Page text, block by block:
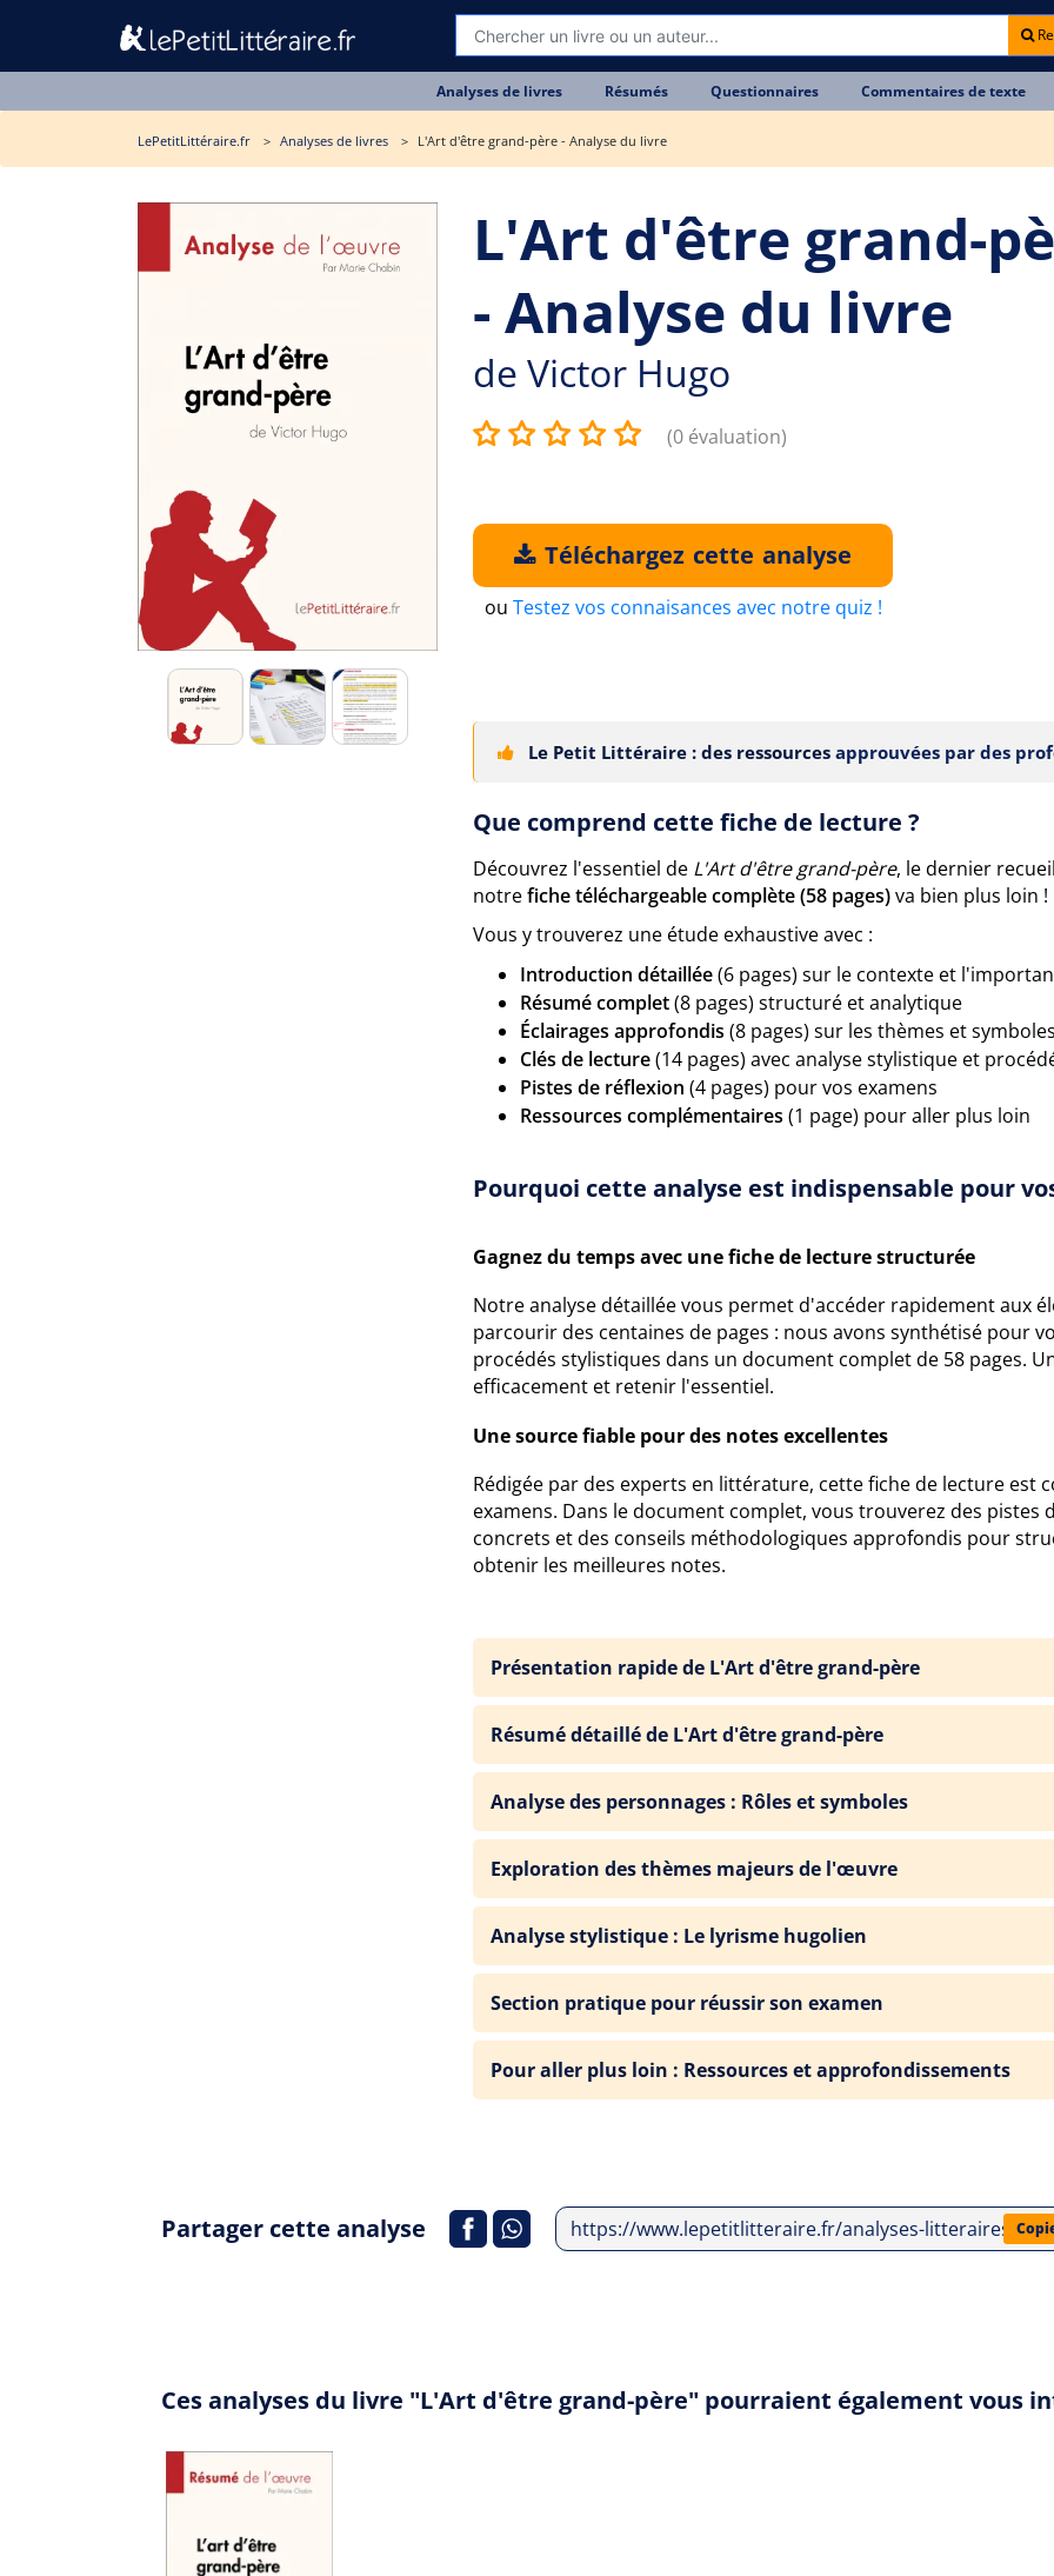
Analyses de livres Résumés Questionnaires Commentaires de texte
LePetitLittéraire.fr Analyses de livres L'Art d'être grand-père - Analyse du livre
L'Art d'être grand-
- Analyse du livre
de Victor Hugo
(0 évaluation)
Téléchargez cette analyse
ou Testez vos connaisances avec notre quiz !
Le Petit Littéraire : des ressources approuvées par des
Que comprend cette fiche de lecture ?
Découvrez l'essentiel de L'Art d'être grand-père, le dernier
notrefiche téléchargeable complète (58 pages)va bien plus loin !
Vous y trouverez une étude exhaustive avec :
Introduction détaillée(6 pages) sur le contexte et
Résumé complet(8 pages) structuré et analytique
Éclairages approfondis (8 pages) sur les thèmes et symboles
Clés de lecture(14 pages) avec analyse stylistique et
Pistes de réflexion (4 pages) pour vos examens
Ressources complémentaires (1 page) pour aller plus loin
Pourquoi cette analyse est indispensable pour
Gagnez du temps avec une fiche de lecture structurée
Notre analyse détaillée vous permet d'accéder rapidement aux
parcourir des centaines de pages : nous avons synthétisé pour
procédés stylistiques dans un document complet de 58 pages.
efficacement et retenir l'essentiel.
Une source fiable pour des notes excellentes
Rédigée par des experts en littérature, cette fiche de lecture est
examens. Dans le document complet, vous trouverez des pistes
concrets et des conseils méthodologiques approfondis pour
obtenir les meilleures notes.
Présentation rapide de L'Art d'être grand-père
Résumé détaillé de L'Art d'être grand-père
Analyse des personnages : Rôles et symboles
Exploration des thèmes majeurs de l'œuvre
Analyse stylistique : Le lyrisme hugolien
Section pratique pour réussir son examen
Pour aller plus loin : Ressources et approfondissements
Partager cette analyse https://www.lepetitlitteraire.fr/analyses-litteraires/
Ces analyses du livre "L'Art d'être grand-père" pourraient également vous